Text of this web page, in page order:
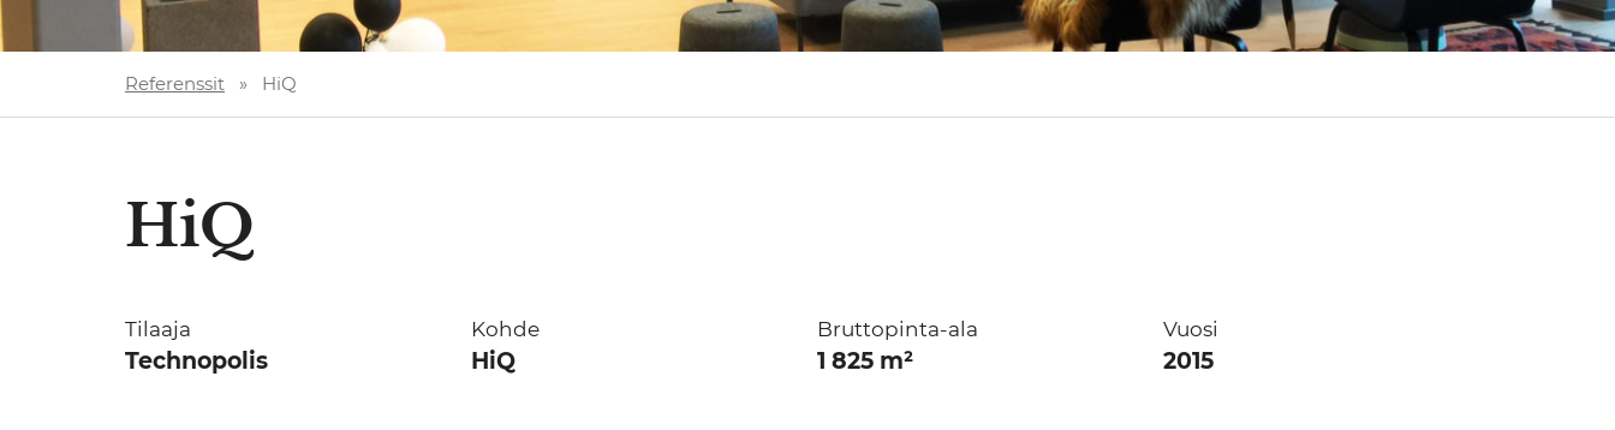
Referenssit » HiQ
HiQ
Tilaaja
Technopolis
Kohde
HiQ
Bruttopinta-ala
1 825 m²
Vuosi
2015